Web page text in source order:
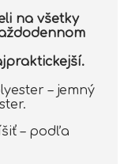
na všetky
– jemný
– podľa